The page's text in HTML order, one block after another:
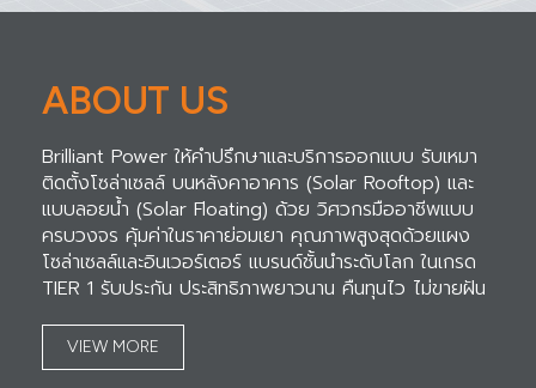
ABOUT US
Brilliant Power ให้คำปรึกษาและบริการออกแบบ รับเหมา
ติดตั้งโซล่าเซลล์ บนหลังคาอาคาร (Solar Rooftop) และ
แบบลอยน้ำ (Solar Floating) ด้วย วิศวกรมืออาชีพแบบ
ครบวงจร คุ้มค่าในราคาย่อมเยา คุณภาพสูงสุดด้วยแผง
โซล่าเซลล์และอินเวอร์เตอร์ แบรนด์ชั้นนำระดับโลก ในเกรด
TIER 1 รับประกัน ประสิทธิภาพยาวนาน คืนทุนไว ไม่ขายฝัน
VIEW MORE